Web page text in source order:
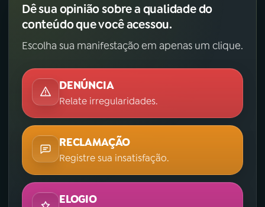
Dê sua opinião sobre a qualidade do
conteúdo que você acessou.
Escolha sua manifestação em apenas um clique.
DENÚNCIA
Relate irregularidades.
RECLAMAÇÃO
Registre sua insatisfação.
ELOGIO